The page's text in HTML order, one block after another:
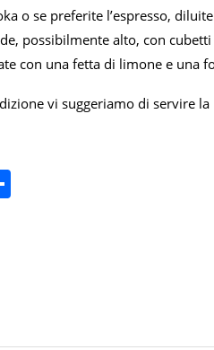
o se preferite l’espresso,
possibilmente alto, con
con una fetta di limone e una
vi suggeriamo di servire